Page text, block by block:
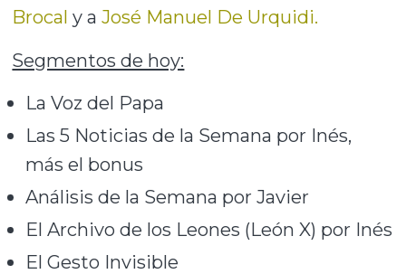
Brocal y aJosé Manuel De Urquidi.
Segmentos de hoy:
La Voz del Papa
Las 5 Noticias de la Semana por Inés,
más el bonus
Análisis de la Semana por Javier
El Archivo de los Leones (León X) por Inés
El Gesto Invisible